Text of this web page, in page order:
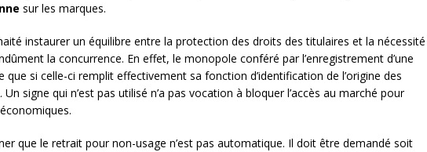
sur les marques.
instaurer un équilibre entre la protection des droits des titulaires et la nécessité
la concurrence. En effet, le monopole conféré par l’enregistrement d’une
que si celle-ci remplit effectivement sa fonction d’identification de l’origine des
signe qui n’est pas utilisé n’a pas vocation à bloquer l’accès au marché pour
que le retrait pour non-usage n’est pas automatique. Il doit être demandé soit